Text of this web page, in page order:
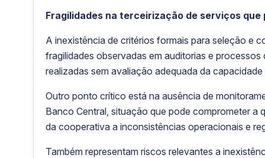
Fragilidades na terceirização de serviços
A inexistência de critérios formais para seleção e
fragilidades observadas em auditorias e
realizadas sem avaliação adequada da
Outro ponto crítico está na ausência de
Banco Central, situação que pode comprometer a
da cooperativa a inconsistências operacionais e
Também representam riscos relevantes a